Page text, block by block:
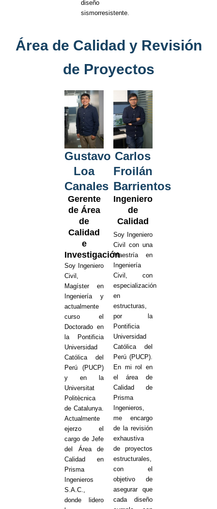
diseño
sismorresistente.
Área de Calidad y Revisión
de Proyectos
Gustavo
Loa
Canales
Gerente
de Área
de
Calidad
e
Investigación
Soy Ingeniero
Civil,
Magíster en
Ingeniería y
actualmente
curso el
Doctorado en
la Pontificia
Universidad
Católica del
Perú (PUCP)
y en la
Universitat
Politècnica
de Catalunya.
Actualmente
ejerzo el
cargo de Jefe
del Área de
Calidad en
Prisma
Ingenieros
S.A.C.,
donde lidero
Carlos
Froilán
Barrientos
Ingeniero
de
Calidad
Soy Ingeniero
Civil con una
Maestría en
Ingeniería
Civil, con
especialización
en
estructuras,
por la
Pontificia
Universidad
Católica del
Perú (PUCP).
En mi rol en
el área de
Calidad de
Prisma
Ingenieros,
me encargo
de la revisión
exhaustiva
de proyectos
estructurales,
con el
objetivo de
asegurar que
cada diseño